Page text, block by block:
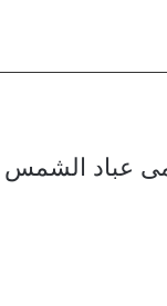
عباد الشمس